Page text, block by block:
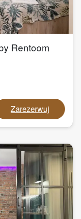
Rentoom
Zarezerwuj